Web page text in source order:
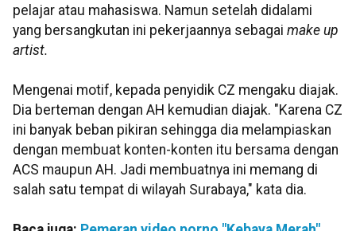
pelajar atau mahasiswa. Namun setelah didalami
yang bersangkutan ini pekerjaannya sebagai make up
artist.
Mengenai motif, kepada penyidik CZ mengaku diajak.
Dia berteman dengan AH kemudian diajak. "Karena CZ
ini banyak beban pikiran sehingga dia melampiaskan
dengan membuat konten-konten itu bersama dengan
ACS maupun AH. Jadi membuatnya ini memang di
salah satu tempat di wilayah Surabaya," kata dia.